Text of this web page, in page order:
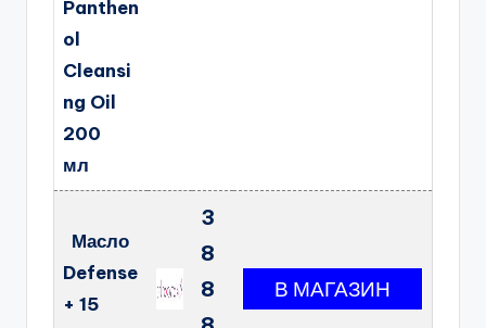
Panthen
ol
Cleansi
ng Oil
200
мл
Масло
Defense
+ 15
3
8
8